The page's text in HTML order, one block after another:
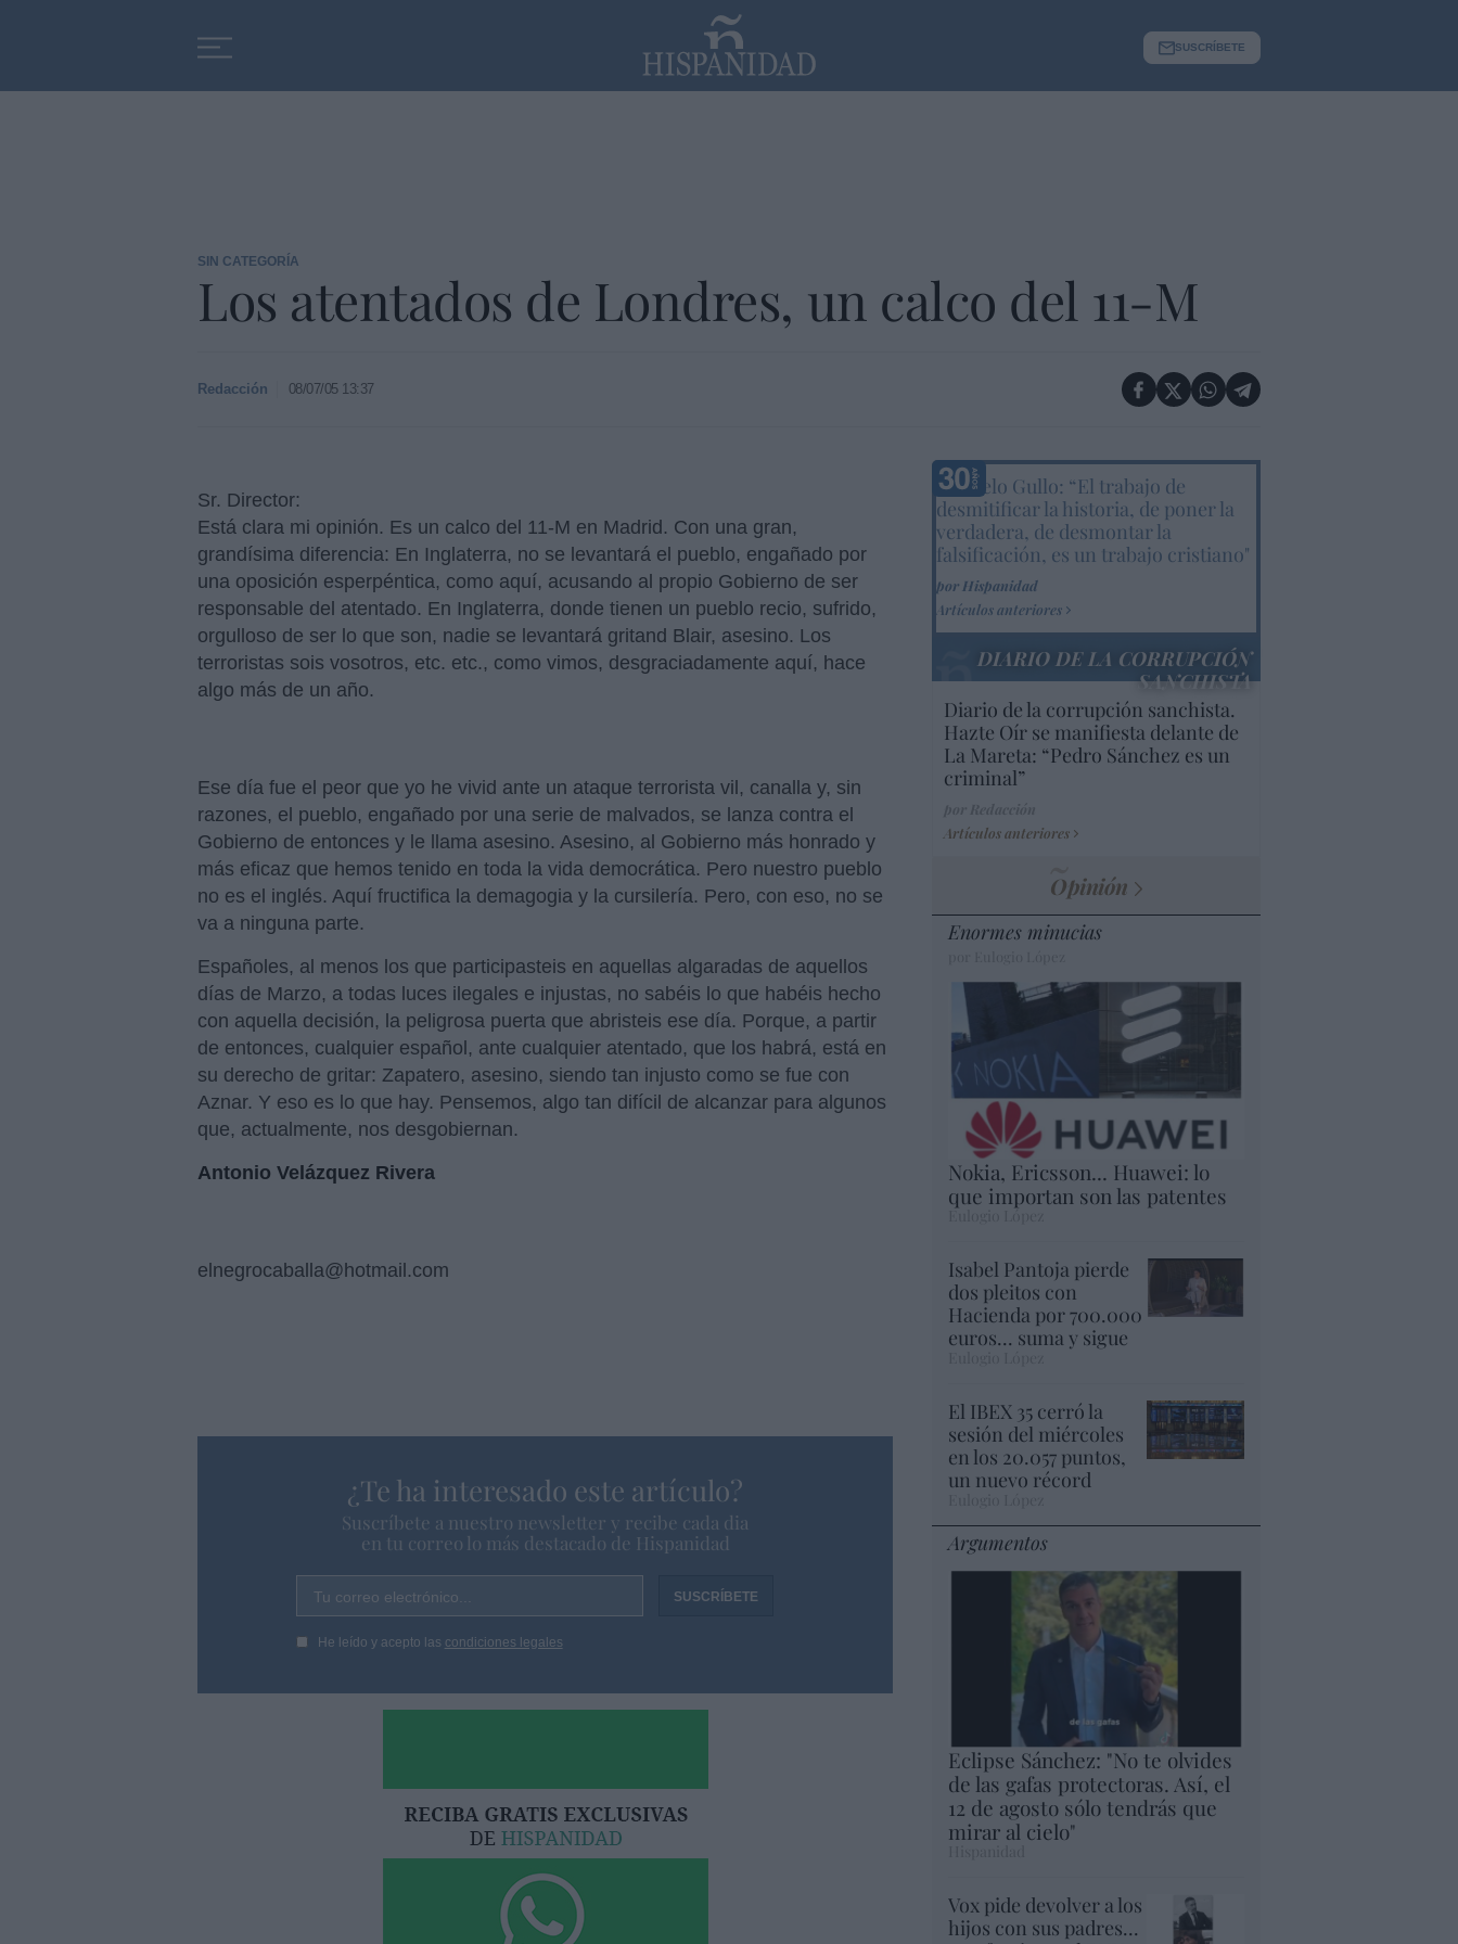
SUSCRÍBETE
SIN CATEGORÍA
Los atentados de Londres, un calco del 11-M
Redacción 08/07/05 13:37
Sr. Director:
Está clara mi opinión. Es un calco del 11-M en Madrid. Con una gran,
grandísima diferencia: En Inglaterra, no se levantará el pueblo, engañado por
una oposición esperpéntica, como aquí, acusando al propio Gobierno de ser
responsable del atentado. En Inglaterra, donde tienen un pueblo recio, sufrido,
orgulloso de ser lo que son, nadie se levantará gritand Blair, asesino. Los
terroristas sois vosotros, etc. etc., como vimos, desgraciadamente aquí, hace
algo más de un año.
Ese día fue el peor que yo he vivid ante un ataque terrorista vil, canalla y, sin
razones, el pueblo, engañado por una serie de malvados, se lanza contra el
Gobierno de entonces y le llama asesino. Asesino, al Gobierno más honrado y
más eficaz que hemos tenido en toda la vida democrática. Pero nuestro pueblo
no es el inglés. Aquí fructifica la demagogia y la cursilería. Pero, con eso, no se
va a ninguna parte.
Españoles, al menos los que participasteis en aquellas algaradas de aquellos
días de Marzo, a todas luces ilegales e injustas, no sabéis lo que habéis hecho
con aquella decisión, la peligrosa puerta que abristeis ese día. Porque, a partir
de entonces, cualquier español, ante cualquier atentado, que los habrá, está en
su derecho de gritar: Zapatero, asesino, siendo tan injusto como se fue con
Aznar. Y eso es lo que hay. Pensemos, algo tan difícil de alcanzar para algunos
que, actualmente, nos desgobiernan.
Antonio Velázquez Rivera
elnegrocaballa@hotmail.com
¿Te ha interesado este artículo?
Suscríbete a nuestro newsletter y recibe cada dia
en tu correo lo más destacado de Hispanidad
Tu correo electrónico...
He leído y acepto las condiciones legales
Marcelo Gullo: “El trabajo de
desmitificar la historia, de poner la
verdadera, de desmontar la
falsificación, es un trabajo cristiano"
por Hispanidad
Artículos anteriores
DIARIO DE LA CORRUPCIÓN
SANCHISTA
Diario de la corrupción sanchista.
Hazte Oír se manifiesta delante de
La Mareta: “Pedro Sánchez es un
criminal”
Artículos anteriores
Opinión
Enormes minucias
Nokia, Ericsson... Huawei: lo
que importan son las patentes
Eulogio López
Isabel Pantoja pierde
dos pleitos con
Hacienda por 700.000
euros... suma y sigue
El IBEX 35 cerró la
sesión del miércoles
en los 20.057 puntos,
un nuevo récord
Argumentos
Eclipse Sánchez: "No te olvides
de las gafas protectoras. Así, el
12 de agosto sólo tendrás que
mirar al cielo"
Vox pide devolver a los
hijos con sus padres...